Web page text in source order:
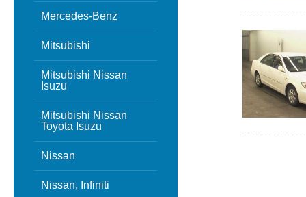
Mercedes-Benz
Mitsubishi
Mitsubishi Nissan
Isuzu
Mitsubishi Nissan
Toyota Isuzu
Nissan
Nissan, Infiniti